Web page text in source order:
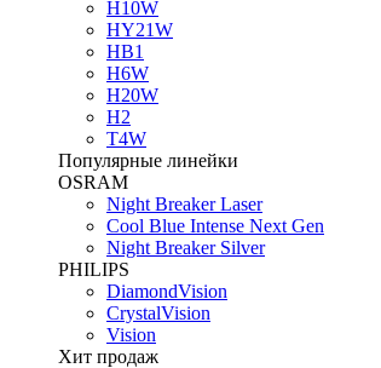
H10W
HY21W
HB1
H6W
H20W
H2
T4W
Популярные линейки
OSRAM
Night Breaker Laser
Cool Blue Intense Next Gen
Night Breaker Silver
PHILIPS
DiamondVision
CrystalVision
Vision
Хит продаж